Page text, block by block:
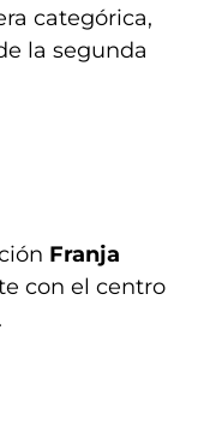
categórica,
la segunda
Franja
con el centro